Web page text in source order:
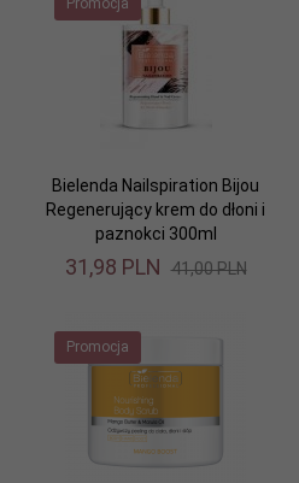
Promocja
Bielenda Nailspiration Bijou
Regenerujący krem do dłoni i
paznokci 300ml
31,98 PLN 41,00 PLN
Promocja